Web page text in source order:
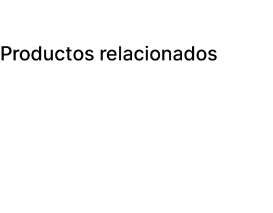
Productos relacionados